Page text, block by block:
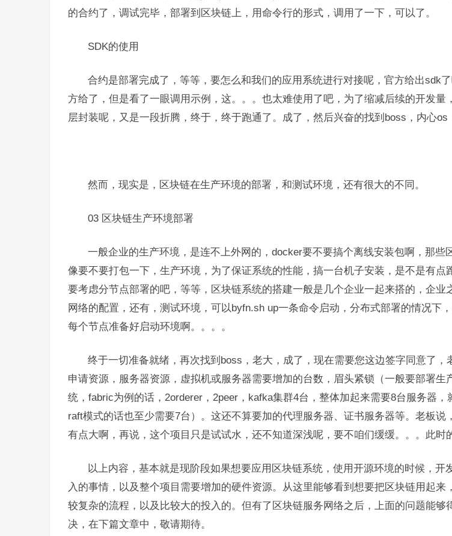
的合约了，调试完毕，部署到区块链上，用命令行的形式，调用了一下，可以了。
SDK的使用
合约是部署完成了，等等，要怎么和我们的应用系统进行对接呢，官方给出sdk
方给了，但是看了一眼调用示例，这。。。也太难使用了吧，为了缩减后续的开发量
层封装呢，又是一段折腾，终于，终于跑通了。成了，然后兴奋的找到boss，内心os
然而，现实是，区块链在生产环境的部署，和测试环境，还有很大的不同。
03 区块链生产环境部署
一般企业的生产环境，是连不上外网的，docker要不要搞个离线安装包啊，那些
像要不要打包一下，生产环境，为了保证系统的性能，搞一台机子安装，是不是有点
要考虑分节点部署的吧，等等，区块链系统的搭建一般是几个企业一起来搭的，企业
网络的配置，还有，测试环境，可以byfn.sh up一条命令启动，分布式部署的情况下
每个节点准备好启动环境啊。。。。
终于一切准备就绪，再次找到boss，老大，成了，现在需要您这边签字同意了，
申请资源，服务器资源，虚拟机或服务器需要增加的台数，眉头紧锁（一般要部署生
统，fabric为例的话，2orderer，2peer，kafka集群4台，整体加起来需要8台服务器，
raft模式的话也至少需要7台）。这还不算要加的代理服务器、证书服务器等。老板说
有点大啊，再说，这个项目只是试试水，还不知道深浅呢，要不咱们缓缓。。。此时
以上内容，基本就是现阶段如果想要应用区块链系统，使用开源环境的时候，开
入的事情，以及整个项目需要增加的硬件资源。从这里能够看到想要把区块链用起来
较复杂的流程，以及比较大的投入的。但有了区块链服务网络之后，上面的问题能够
决，在下篇文章中，敬请期待。